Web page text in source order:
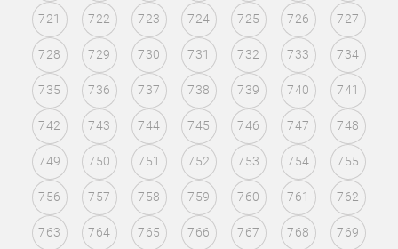
721 722 723 724 725 726 727
728 729 730 731 732 733 734
735 736 737 738 739 740 741
742 743 744 745 746 747 748
749 750 751 752 753 754 755
756 757 758 759 760 761 762
763 764 765 766 767 768 769